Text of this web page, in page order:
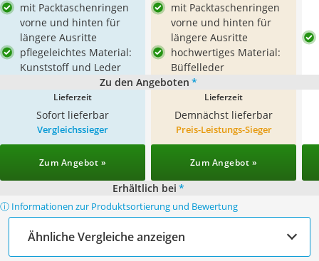
mit Packtaschenringen
vorne und hinten für
längere Ausritte
pflegeleichtes Material:
Kunststoff und Leder
mit Packtaschenringen
vorne und hinten für
längere Ausritte
hochwertiges Material:
Büffelleder
Zu den Angeboten *
Lieferzeit
Sofort lieferbar
Lieferzeit
Demnächst lieferbar
Vergleichssieger
Zum Angebot »
Preis-Leistungs-Sieger
Zum Angebot »
Erhältlich bei *
ⓘ Informationen zur Produktsortierung und Bewertung
Ähnliche Vergleiche anzeigen